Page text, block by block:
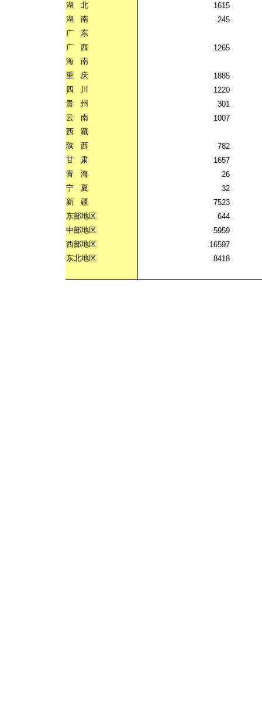
湖
北
1615
湖
南
245
广
东
广
西
1265
海
南
重
庆
1885
四
川
1220
贵
州
301
云
南
1007
西
藏
陕
西
782
甘
肃
1657
青
海
26
宁
夏
32
新
疆
7523
东部地区
644
中部地区
5959
西部地区
16597
东北地区
8418